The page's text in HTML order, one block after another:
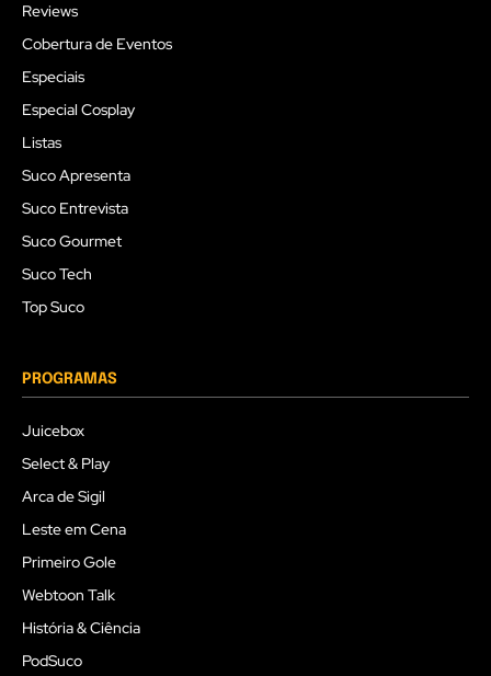
Reviews
Cobertura de Eventos
Especiais
Especial Cosplay
Listas
Suco Apresenta
Suco Entrevista
Suco Gourmet
Suco Tech
Top Suco
PROGRAMAS
Juicebox
Select & Play
Arca de Sigil
Leste em Cena
Primeiro Gole
Webtoon Talk
História & Ciência
PodSuco